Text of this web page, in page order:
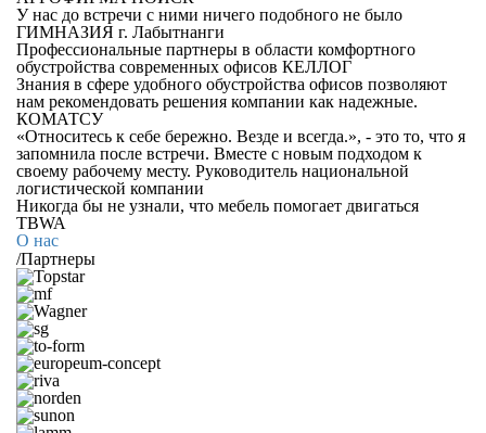
У нас до встречи с ними ничего подобного не было
ГИМНАЗИЯ г. Лабытнанги
Профессиональные партнеры в области комфортного
обустройства современных офисов КЕЛЛОГ
Знания в сфере удобного обустройства офисов позволяют
нам рекомендовать решения компании как надежные.
КОМАТСУ
«Относитесь к себе бережно. Везде и всегда.», - это то, что я
запомнила после встречи. Вместе с новым подходом к
своему рабочему месту. Руководитель национальной
логистической компании
Никогда бы не узнали, что мебель помогает двигаться
TBWA
О нас
/Партнеры